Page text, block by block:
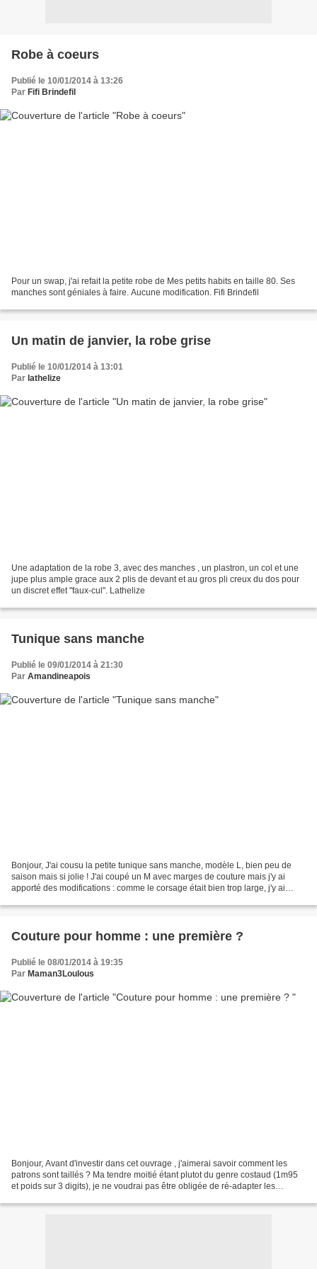
Robe à coeurs
Publié le 10/01/2014 à 13:26
Par Fifi Brindefil
Pour un swap, j'ai refait la petite robe de Mes petits habits en taille 80. Ses
manches sont géniales à faire. Aucune modification. Fifi Brindefil
Un matin de janvier, la robe grise
Publié le 10/01/2014 à 13:01
Par lathelize
Une adaptation de la robe 3, avec des manches , un plastron, un col et une
jupe plus ample grace aux 2 plis de devant et au gros pli creux du dos pour
un discret effet "faux-cul". Lathelize
Tunique sans manche
Publié le 09/01/2014 à 21:30
Par Amandineapois
Bonjour, J'ai cousu la petite tunique sans manche, modèle L, bien peu de
saison mais si jolie ! J'ai coupé un M avec marges de couture mais j'y ai
apporté des modifications : comme le corsage était bien trop large, j'y ai
Couture pour homme : une première ?
Publié le 08/01/2014 à 19:35
Par Maman3Loulous
Bonjour, Avant d'investir dans cet ouvrage , j'aimerai savoir comment les
patrons sont taillés ? Ma tendre moitié étant plutot du genre costaud (1m95
et poids sur 3 digits), je ne voudrai pas être obligée de ré-adapter les